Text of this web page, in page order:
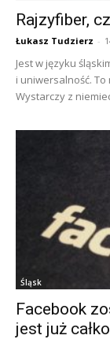
Rajzyfiber,
Łukasz Tudzierz -
Jest w języku
i uniwersalność.
Wystarczy z
Śląsk
Facebook
jest już